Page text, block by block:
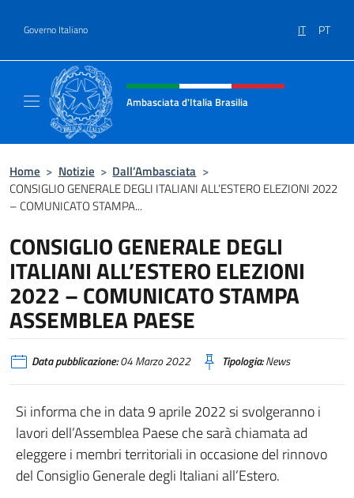
Governo Italiano IT PT
Intestazione sito, social e menù
Ambasciata d'Italia Brasilia
Home > Notizie > Dall’Ambasciata >
CONSIGLIO GENERALE DEGLI ITALIANI ALL’ESTERO ELEZIONI 2022
– COMUNICATO STAMPA...
CONSIGLIO GENERALE DEGLI
ITALIANI ALL’ESTERO ELEZIONI
2022 – COMUNICATO STAMPA
ASSEMBLEA PAESE
Data pubblicazione:04 Marzo 2022 Tipologia:News
Si informa che in data 9 aprile 2022 si svolgeranno i
lavori dell’Assemblea Paese che sarà chiamata ad
eleggere i membri territoriali in occasione del rinnovo
del Consiglio Generale degli Italiani all’Estero.